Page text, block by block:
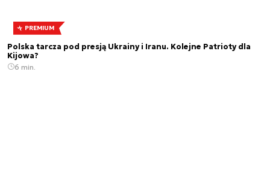
PREMIUM
Polska tarcza pod presją Ukrainy i Iranu. Kolejne Patrioty dla
Kijowa?
6 min.